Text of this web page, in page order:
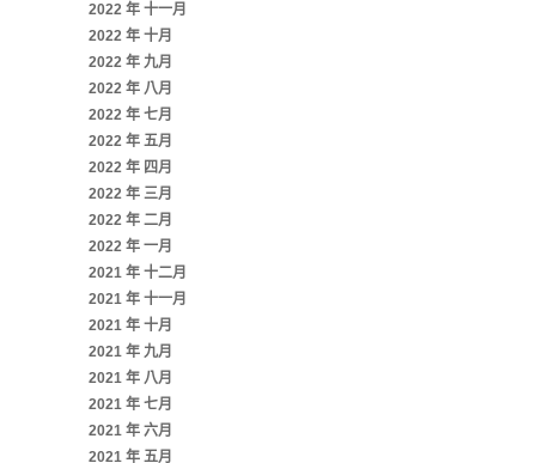
2022 年 十一月
2022 年 十月
2022 年 九月
2022 年 八月
2022 年 七月
2022 年 五月
2022 年 四月
2022 年 三月
2022 年 二月
2022 年 一月
2021 年 十二月
2021 年 十一月
2021 年 十月
2021 年 九月
2021 年 八月
2021 年 七月
2021 年 六月
2021 年 五月